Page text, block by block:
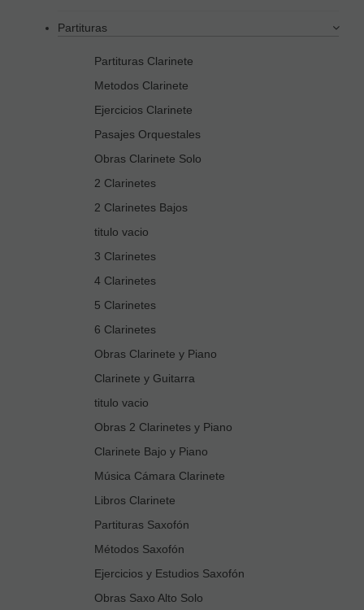
Partituras
Partituras Clarinete
Metodos Clarinete
Ejercicios Clarinete
Pasajes Orquestales
Obras Clarinete Solo
2 Clarinetes
2 Clarinetes Bajos
titulo vacio
3 Clarinetes
4 Clarinetes
5 Clarinetes
6 Clarinetes
Obras Clarinete y Piano
Clarinete y Guitarra
titulo vacio
Obras 2 Clarinetes y Piano
Clarinete Bajo y Piano
Música Cámara Clarinete
Libros Clarinete
Partituras Saxofón
Métodos Saxofón
Ejercicios y Estudios Saxofón
Obras Saxo Alto Solo